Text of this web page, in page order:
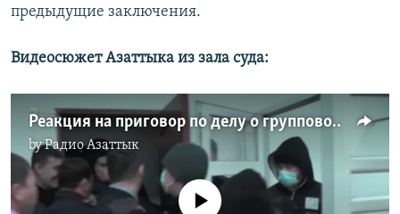
предыдущие заключения.
Видеосюжет Азаттыка из зала суда:
Реакция на приговор по делу о групповом изнасиловании в Есике
byРадио Азаттык
No media source currently available